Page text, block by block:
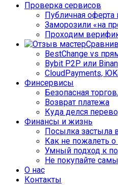
Проверка сервисов
Публичная оферта
Заморозили «на
Проходим
BestChange vs
Bybit P2P или
CloudPayments,
Финсервисы
Безопасная
Возврат платежа
Куда делся
Финансы и жизнь
Посылка застыла
Как не пожалеть
Умный подход к
Не покупайте
О нас
Контакты